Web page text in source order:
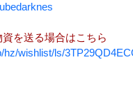
を送る場合はこちら
hz/wishlist/ls/